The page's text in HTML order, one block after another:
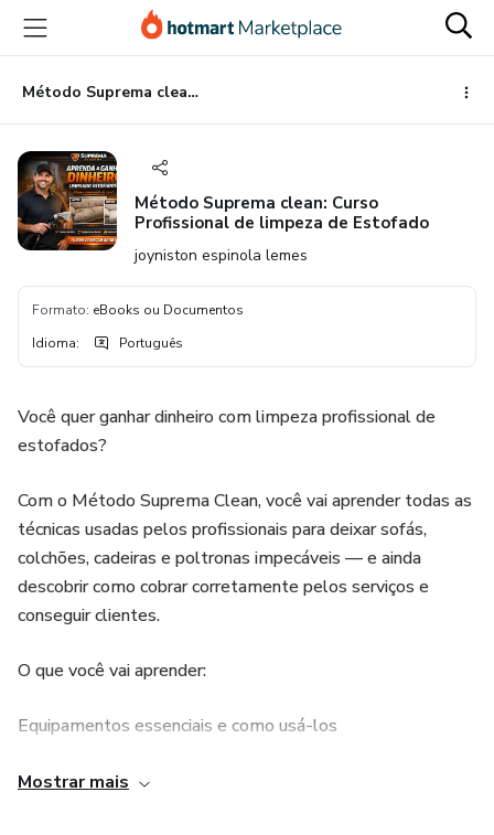
para
conteúdo
principal
para
pagamento
para
rodapé
Método Suprema clean: Curso Profissional de limpeza de Estofado
Método Suprema clean: Curso
Profissional de limpeza de Estofado
joyniston espinola lemes
Formato: eBooks ou Documentos
Idioma: Português
Você quer ganhar dinheiro com limpeza profissional de
estofados?
Com o Método Suprema Clean, você vai aprender todas as
técnicas usadas pelos profissionais para deixar sofás,
colchões, cadeiras e poltronas impecáveis — e ainda
descobrir como cobrar corretamente pelos serviços e
conseguir clientes.
O que você vai aprender:
Equipamentos essenciais e como usá-los
Produtos corretos para cada tipo de tecido
Mostrar mais